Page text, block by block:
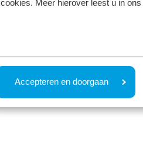
cookies. Meer hierover leest u in ons
Accepteren en doorgaan